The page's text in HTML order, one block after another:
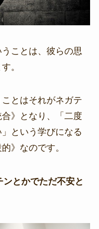
ことは、彼らの思
。
とはそれがネガテ
》となり、「二度
という学びになる
》なのです。
とかでただ不安と